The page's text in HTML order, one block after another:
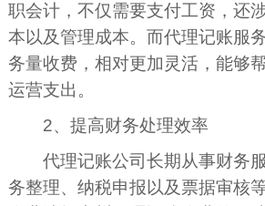
职会计，不仅需要支付工资，还
本以及管理成本。而代理记账服
务量收费，相对更加灵活，能够
运营支出。
2、提高财务处理效率
代理记账公司长期从事财务
务整理、纳税申报以及票据审核